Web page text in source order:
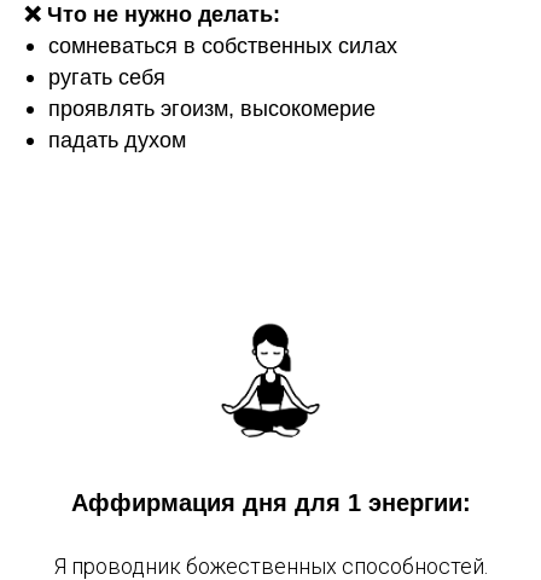
❌ Что не нужно делать:
сомневаться в собственных силах
ругать себя
проявлять эгоизм, высокомерие
падать духом
Аффирмация дня для 1 энергии:
Я проводник божественных способностей.